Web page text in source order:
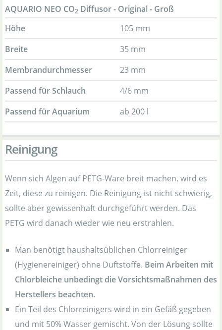
AQUARIO NEO CO2 Diffusor - Original - Groß
Höhe
105 mm
Breite
35 mm
Membrandurchmesser
23 mm
Passend für Schlauch
4/6 mm
Passend für Aquarium
ab 200 l
Reinigung
Wenn sich Algen auf PETG-Ware breit machen, wird es
Zeit, diese zu reinigen. Die Reinigung ist nicht schwierig,
sollte aber gewissenhaft durchgeführt werden. Das
PETG wird danach wieder wie neu erstrahlen.
Man benötigt haushaltsüblichen Chlorreiniger
(Hygienereiniger) ohne Duftstoffe. Beim Arbeiten mit
Chlorbleiche unbedingt die Vorsichtsmaßnahmen des
Herstellers beachten.
Ein Teil des Chlorreinigers wird in ein Gefäß gegeben
und mit 50% Wasser gemischt. Von der Lösung sollte